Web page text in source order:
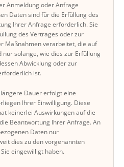
Anmeldung oder Anfrage
Daten sind für die Erfüllung des
Ihrer Anfrage erforderlich. Sie
des Vertrages oder zur
Maßnahmen verarbeitet, die auf
solange, wie dies zur Erfüllung
Abwicklung oder zur
ist.
Dauer erfolgt eine
Ihrer Einwilligung. Diese
keinerlei Auswirkungen auf die
Beantwortung Ihrer Anfrage. An
Daten nur
dies zu den vorgenannten
eingewilligt haben.